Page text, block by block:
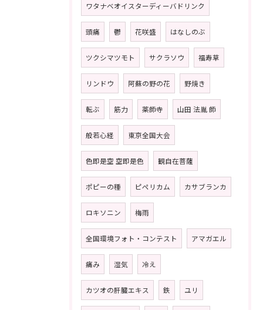
ワタナベオイスターディーバドリンク
頭痛 鬱 花咲盛 はなしのぶ
ツクシマツモト サクラソウ 福寿草
リンドウ 阿蘇の野の花 野焼き
転ぶ 筋力 薬師寺 山田 法胤 師
般若心経 東京全国大会
色即是空 空即是色 観自在菩薩
ポピーの種 ピペリカム カサブランカ
ロキソニン 梅雨
全国環境フォト・コンテスト アマガエル
痛み 湿気 冷え
カツオの肝臓エキス 鉄 ユリ